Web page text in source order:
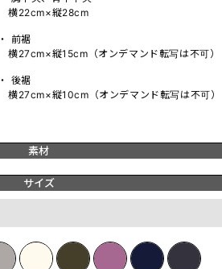
横22cm×縦28cm
・ 前裾
横27cm×縦15cm（オンデマンド転写は不可）
・ 後裾
横27cm×縦10cm（オンデマンド転写は不可）
素材
サイズ